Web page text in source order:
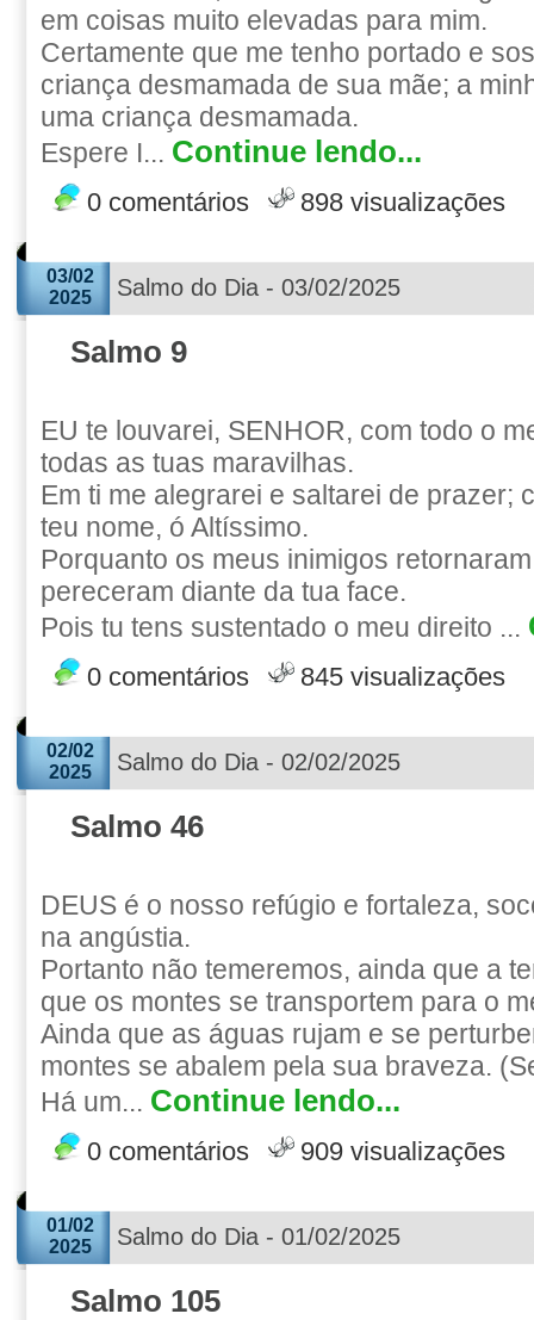
em coisas muito elevadas para mim.
Certamente que me tenho portado e
criança desmamada de sua mãe; a
uma criança desmamada.
Espere I... Continue lendo...
0 comentários 898 visualizações
03/02
2025
Salmo do Dia - 03/02/2025
Salmo 9
EU te louvarei, SENHOR, com todo o
todas as tuas maravilhas.
Em ti me alegrarei e saltarei de prazer;
teu nome, ó Altíssimo.
Porquanto os meus inimigos
pereceram diante da tua face.
Pois tu tens sustentado o meu direito ...
0 comentários 845 visualizações
02/02
2025
Salmo do Dia - 02/02/2025
Salmo 46
DEUS é o nosso refúgio e fortaleza,
na angústia.
Portanto não temeremos, ainda que a
que os montes se transportem para o
Ainda que as águas rujam e se
montes se abalem pela sua braveza.
Há um... Continue lendo...
0 comentários 909 visualizações
01/02
2025
Salmo do Dia - 01/02/2025
Salmo 105